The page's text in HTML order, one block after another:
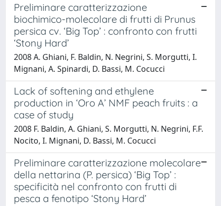
Preliminare caratterizzazione
biochimico-molecolare di frutti di Prunus
persica cv. ‘Big Top’ : confronto con frutti
‘Stony Hard’
2008 A. Ghiani, F. Baldin, N. Negrini, S. Morgutti, I.
Mignani, A. Spinardi, D. Bassi, M. Cocucci
Lack of softening and ethylene
production in ‘Oro A’ NMF peach fruits : a
case of study
2008 F. Baldin, A. Ghiani, S. Morgutti, N. Negrini, F.F.
Nocito, I. Mignani, D. Bassi, M. Cocucci
Preliminare caratterizzazione molecolare
della nettarina (P. persica) ‘Big Top’ :
specificità nel confronto con frutti di
pesca a fenotipo ‘Stony Hard’